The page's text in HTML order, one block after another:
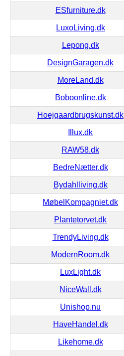
ESfurniture.dk
LuxoLiving.dk
Lepong.dk
DesignGaragen.dk
MoreLand.dk
Boboonline.dk
Hoejgaardbrugskunst.dk
Illux.dk
RAW58.dk
BedreNætter.dk
Bydahlliving.dk
MøbelKompagniet.dk
Plantetorvet.dk
TrendyLiving.dk
ModernRoom.dk
LuxLight.dk
NiceWall.dk
Unishop.nu
HaveHandel.dk
Likehome.dk